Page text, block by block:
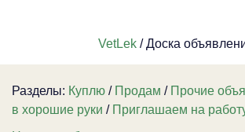
VetLek/ Доска
Разделы: Куплю / Продам / Прочие
в хорошие руки / Приглашаем на